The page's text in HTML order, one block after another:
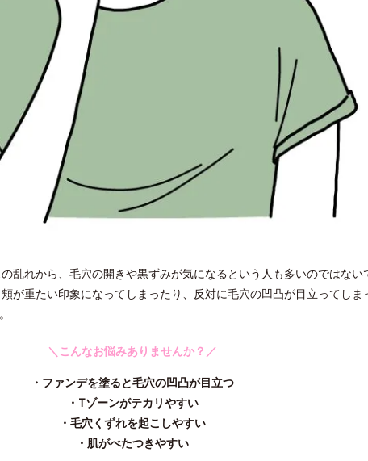
乱れから、毛穴の開きや黒ずみが気になるという人も多いのではない
が重たい印象になってしまったり、反対に毛穴の凹凸が目立ってしま
＼こんなお悩みありませんか？／
・ファンデを塗ると毛穴の凹凸が目立つ
・Tゾーンがテカリやすい
・毛穴くずれを起こしやすい
・肌がべたつきやすい